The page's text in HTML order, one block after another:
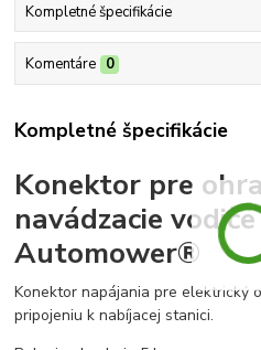
Kompletné špecifikácie
Komentáre 0
Kompletné špecifikácie
Konektor pre
navádzacie
Automower®
Konektor napájania pre elektrický
pripojeniu k nabíjacej stanici.